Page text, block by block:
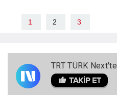
1 2 3
TRT TÜRK Next'te